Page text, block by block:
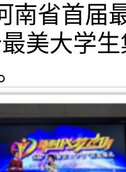
南省首届
美大学